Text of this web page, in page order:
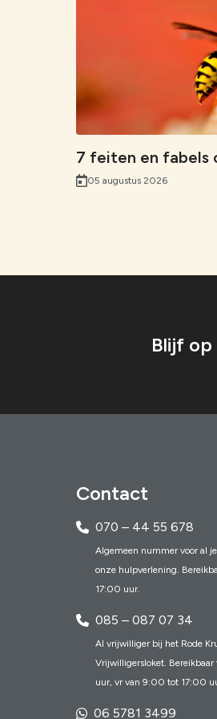
7 feiten en fabels
05 augustus 2026
Blijf
Contact
070 – 44 55 678
Algemeen nummer voor al
onze hulpverlening.
17:00 uur.
085 – 087 07 34
Al vrijwilliger bij het Rode
Vrijwilligersloket.
uur, vr van 9:00 tot 17:00
06 5781 3499